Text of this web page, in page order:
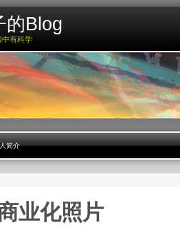
的Blog
中有科学
简介
业化照片